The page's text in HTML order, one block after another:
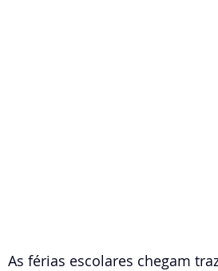
As férias escolares chegam